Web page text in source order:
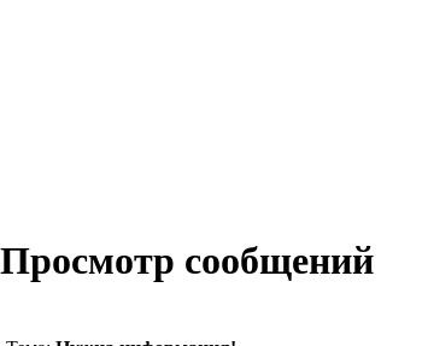
Просмотр сообщений